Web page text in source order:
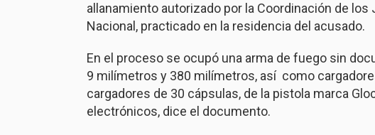
allanamiento autorizado por la Coordinación de
Nacional, practicado en la residencia del acusado.
En el proceso se ocupó una arma de fuego sin
9 milímetros y 380 milímetros, así como
cargadores de 30 cápsulas, de la pistola marca
electrónicos, dice el documento.